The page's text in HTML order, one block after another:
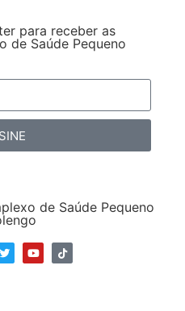
para receber as
de Saúde Pequeno
de Saúde Pequeno